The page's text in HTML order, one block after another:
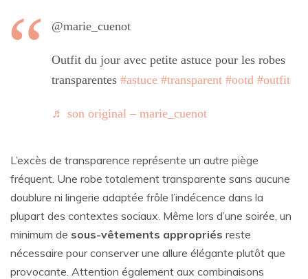
@marie_cuenot
Outfit du jour avec petite astuce pour les robes
transparentes #astuce #transparent #ootd #outfit
♬ son original – marie_cuenot
L’excès de transparence représente un autre piège
fréquent. Une robe totalement transparente sans aucune
doublure ni lingerie adaptée frôle l’indécence dans la
plupart des contextes sociaux. Même lors d’une soirée, un
minimum de sous-vêtements appropriés reste
nécessaire pour conserver une allure élégante plutôt que
provocante. Attention également aux combinaisons